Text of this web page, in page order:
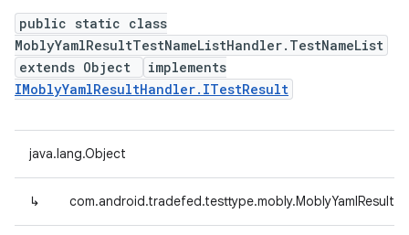
public static class
MoblyYamlResultTestNameListHandler.TestNameList
extends Object
implements
IMoblyYamlResultHandler.ITestResult
java.lang.Object
↳